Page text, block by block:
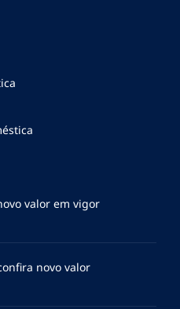
valor em vigor
novo valor